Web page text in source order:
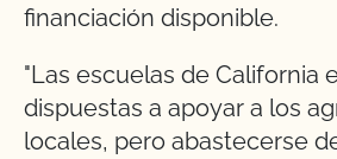
financiación disponible.
"Las escuelas de California
dispuestas a apoyar a los
locales, pero abastecerse